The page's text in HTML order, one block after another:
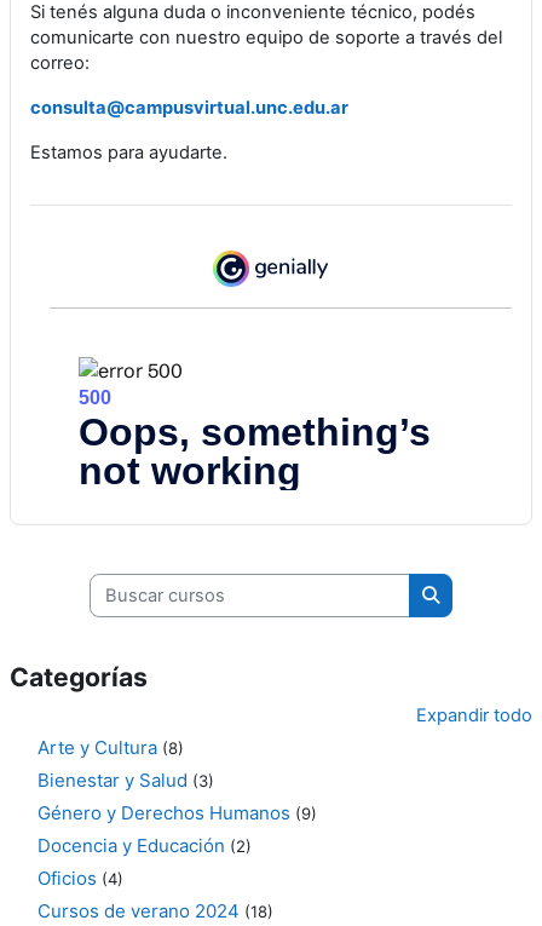
Si tenés alguna duda o inconveniente técnico, podés
comunicarte con nuestro equipo de soporte a través del
correo:
consulta@campusvirtual.unc.edu.ar
Estamos para ayudarte.
Buscar cursos
Buscar
Categorías
Expandir todo
Arte y Cultura (8)
Bienestar y Salud (3)
Género y Derechos Humanos (9)
Docencia y Educación (2)
Oficios (4)
Cursos de verano 2024 (18)